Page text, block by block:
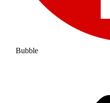
Bubble